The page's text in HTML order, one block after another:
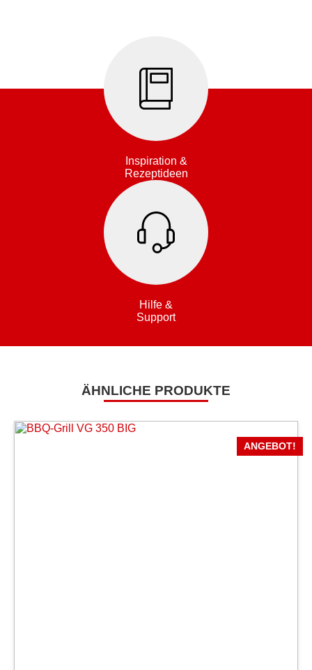
Inspiration &
Rezeptideen
Hilfe &
Support
ÄHNLICHE PRODUKTE
ANGEBOT!